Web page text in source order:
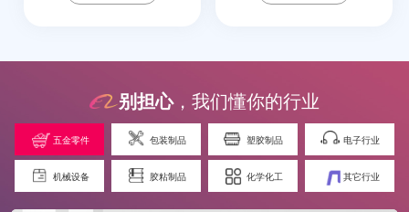
别担心，我们懂你的行业
五金零件 包装制品 塑胶制品 电子行业
机械设备 胶粘制品 化学化工 其它行业